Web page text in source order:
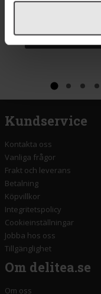
Köp
Kundservice
Kontakta oss
Vanliga frågor
Frakt och leverans
Betalning
Köpvillkor
Integritetspolicy
Cookieinställningar
Jobba hos oss
Tillgänglighet
Om delitea.se
Om oss